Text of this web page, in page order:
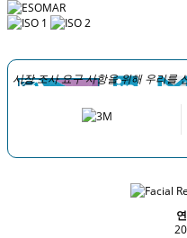
시장 조사 요구 사항을 위해 우리를